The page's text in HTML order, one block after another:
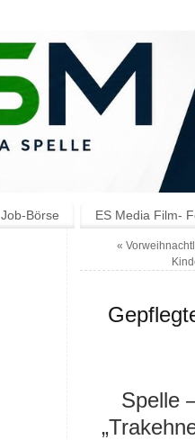
Job-Börse ES Media Film-
«
Spelle